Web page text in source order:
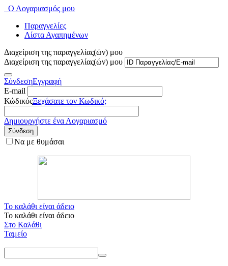
Ο Λογαριασμός μου
Παραγγελίες
Λίστα Αγαπημένων
Διαχείριση της παραγγελίας(ών) μου
Διαχείριση της παραγγελίας(ών) μου
ΣύνδεσηΕγγραφή
E-mail
ΚώδικόςΞεχάσατε τον Κωδικό;
Δημιουργήστε ένα Λογαριασμό
Σύνδεση
Να με θυμάσαι
Το καλάθι είναι άδειο
Το καλάθι είναι άδειο
Στο Καλάθι
Ταμείο